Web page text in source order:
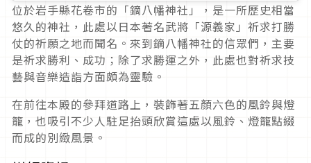
位於岩手縣花卷市的「鏑八幡神社」，是一所歷史相當
悠久的神社，此處以日本著名武將「源義家」祈求打勝
仗的祈願之地而聞名。來到鏑八幡神社的信眾們，主要
是祈求勝利、成功；除了求勝運之外，此處也對祈求技
藝與音樂造詣方面頗為靈驗。
在前往本殿的參拜道路上，裝飾著五顏六色的風鈴與燈
籠，也吸引不少人駐足抬頭欣賞這處以風鈴、燈籠點綴
而成的別緻風景。